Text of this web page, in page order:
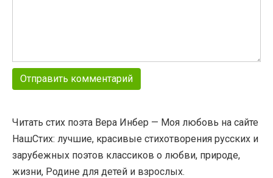
Читать стих поэта Вера Инбер — Моя любовь на сайте
НашСтих: лучшие, красивые стихотворения русских и
зарубежных поэтов классиков о любви, природе,
жизни, Родине для детей и взрослых.